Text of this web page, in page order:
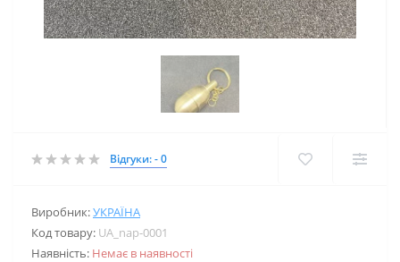
Відгуки: - 0
Виробник:УКРАЇНА
Код товару: UA_nap-0001
Наявність: Немає в наявності